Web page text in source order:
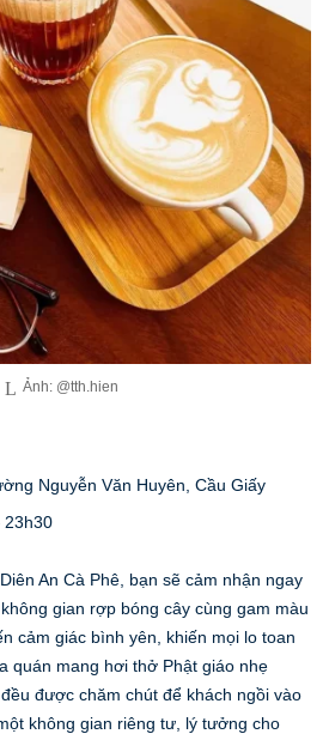
Ảnh: @tth.hien
Nguyễn Văn Huyên, Cầu Giấy
23h30
An Cà Phê, bạn sẽ cảm nhận ngay
gian rợp bóng cây cùng gam màu
cảm giác bình yên, khiến mọi lo toan
quán mang hơi thở Phật giáo nhẹ
được chăm chút để khách ngồi vào
không gian riêng tư, lý tưởng cho